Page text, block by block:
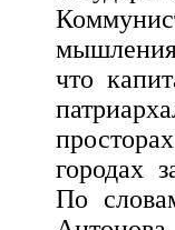
что
городах
По